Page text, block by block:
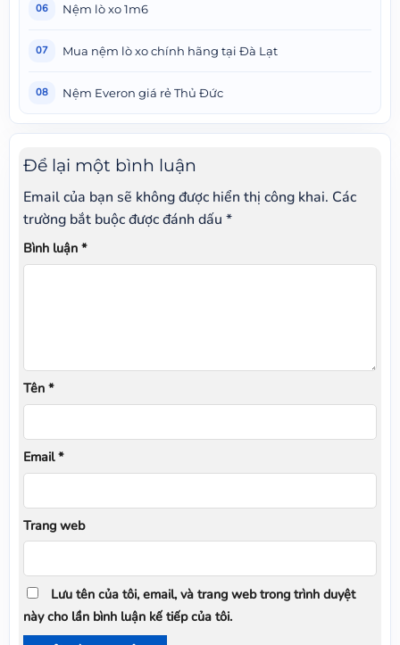
06 Nệm lò xo 1m6
07 Mua nệm lò xo chính hãng tại Đà Lạt
08 Nệm Everon giá rẻ Thủ Đức
Để lại một bình luận
Email của bạn sẽ không được hiển thị công khai. Các
trường bắt buộc được đánh dấu *
Bình luận *
Tên *
Email*
Trang web
Lưu tên của tôi, email, và trang web trong trình duyệt
này cho lần bình luận kế tiếp của tôi.